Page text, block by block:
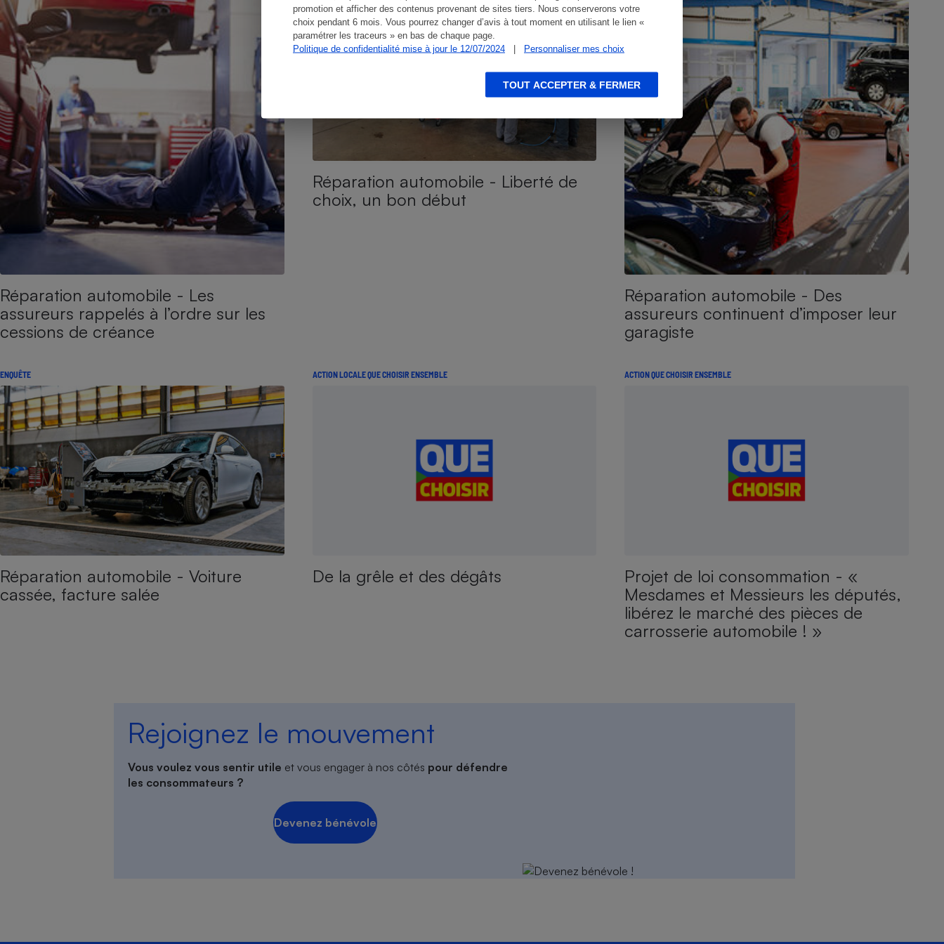
promotion et afficher des contenus provenant de sites tiers. Nous conserverons votre
choix pendant 6 mois. Vous pourrez changer d’avis à tout moment en utilisant le lien «
paramétrer les traceurs » en bas de chaque page.
Politique de confidentialité mise à jour le 12/07/2024
| Personnaliser mes choix
TOUT ACCEPTER & FERMER
Réparation automobile - Les
assureurs rappelés à l’ordre sur les
cessions de créance
Réparation automobile - Liberté de
choix, un bon début
Réparation automobile - Des
assureurs continuent d’imposer leur
garagiste
ENQUÊTE
Réparation automobile - Voiture
cassée, facture salée
ACTION LOCALE QUE CHOISIR ENSEMBLE
De la grêle et des dégâts
ACTION QUE CHOISIR ENSEMBLE
Projet de loi consommation - «
Mesdames et Messieurs les députés,
libérez le marché des pièces de
carrosserie automobile ! »
Rejoignez le mouvement
Vous voulez vous sentir utile et vous engager à nos côtés pour défendre
les consommateurs ?
Devenez bénévole